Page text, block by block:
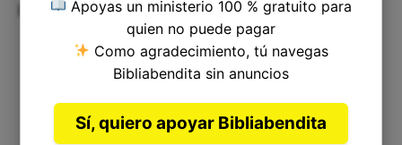
prevalece y su plan se realizará plenamente.
Apoyas un ministerio 100 % gratuito para
quien no puede pagar
Como agradecimiento, tú navegas
Bibliabendita sin anuncios
Sí, quiero apoyar Bibliabendita